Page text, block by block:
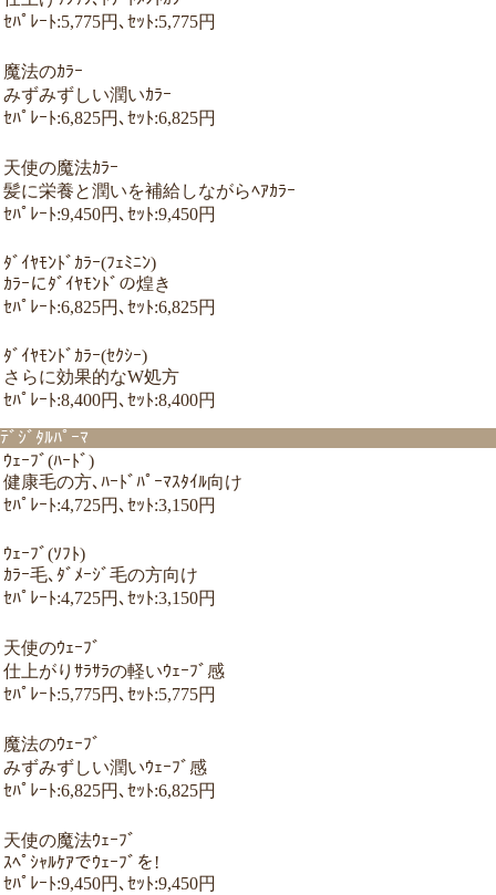
ｾﾊﾟﾚｰﾄ:5,775円､ｾｯﾄ:5,775円
魔法のｶﾗｰ
みずみずしい潤いｶﾗｰ
ｾﾊﾟﾚｰﾄ:6,825円､ｾｯﾄ:6,825円
天使の魔法ｶﾗｰ
髪に栄養と潤いを補給しながらﾍｱｶﾗｰ
ｾﾊﾟﾚｰﾄ:9,450円､ｾｯﾄ:9,450円
ﾀﾞｲﾔﾓﾝﾄﾞｶﾗｰ(ﾌｪﾐﾆﾝ)
ｶﾗｰにﾀﾞｲﾔﾓﾝﾄﾞの煌き
ｾﾊﾟﾚｰﾄ:6,825円､ｾｯﾄ:6,825円
ﾀﾞｲﾔﾓﾝﾄﾞｶﾗｰ(ｾｸｼｰ)
さらに効果的なW処方
ｾﾊﾟﾚｰﾄ:8,400円､ｾｯﾄ:8,400円
ﾃﾞｼﾞﾀﾙﾊﾟｰﾏ
ｳｪｰﾌﾞ(ﾊｰﾄﾞ)
健康毛の方､ﾊｰﾄﾞﾊﾟｰﾏｽﾀｲﾙ向け
ｾﾊﾟﾚｰﾄ:4,725円､ｾｯﾄ:3,150円
ｳｪｰﾌﾞ(ｿﾌﾄ)
ｶﾗｰ毛､ﾀﾞﾒｰｼﾞ毛の方向け
ｾﾊﾟﾚｰﾄ:4,725円､ｾｯﾄ:3,150円
天使のｳｪｰﾌﾞ
仕上がりｻﾗｻﾗの軽いｳｪｰﾌﾞ感
ｾﾊﾟﾚｰﾄ:5,775円､ｾｯﾄ:5,775円
魔法のｳｪｰﾌﾞ
みずみずしい潤いｳｪｰﾌﾞ感
ｾﾊﾟﾚｰﾄ:6,825円､ｾｯﾄ:6,825円
天使の魔法ｳｪｰﾌﾞ
ｽﾍﾟｼｬﾙｹｱでｳｪｰﾌﾞを!
ｾﾊﾟﾚｰﾄ:9,450円､ｾｯﾄ:9,450円